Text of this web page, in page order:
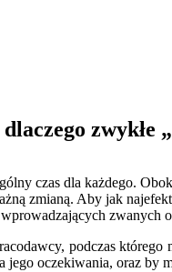
zwykłe
czas dla każdego.
zmianą. Aby jak
zwanych
podczas
jego oczekiwania, oraz by